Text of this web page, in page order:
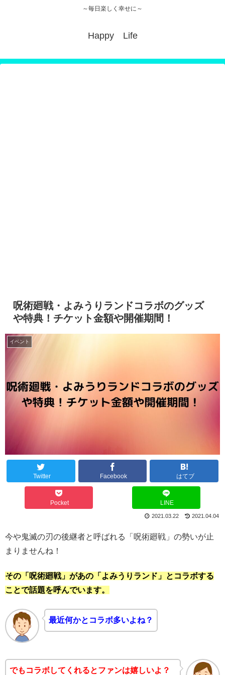
～毎日楽しく幸せに～
Happy Life
呪術廻戦・よみうりランドコラボのグッズ
や特典！チケット金額や開催期間！
イベント
Twitter Facebook はてブ
Pocket LINE
2021.04.04
2021.03.22
今や鬼滅の刃の後継者と呼ばれる「呪術廻戦」の勢いが止
まりませんね！
その「呪術廻戦」があの「よみうりランド」とコラボする
ことで話題を呼んでいます。
最近何かとコラボ多いよね？
でもコラボしてくれるとファンは嬉しいよ？